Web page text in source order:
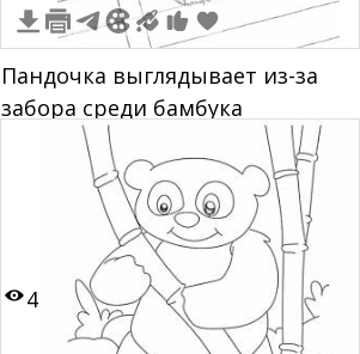
Пандочка выглядывает из-за
забора среди бамбука
4